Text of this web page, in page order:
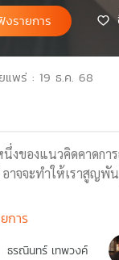
งรายการ
แพร่ : 19 ธ.ค. 68
งของแนวคิดคาดกา
าจจะทำให้เราสูญพัน
การ
ธรณินทร์ เทพวงค์